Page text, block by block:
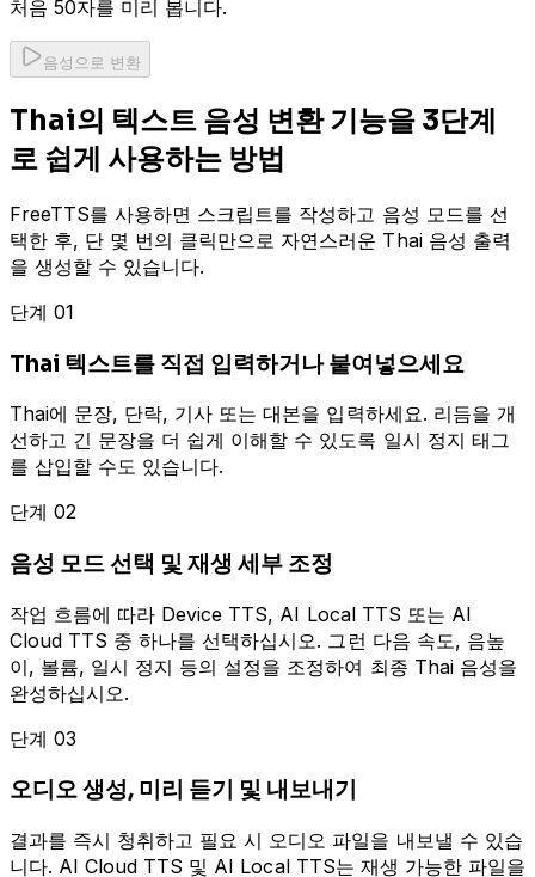
처음 50자를 미리 봅니다.
음성으로 변환
Thai의 텍스트 음성 변환 기능을 3단계
로 쉽게 사용하는 방법
FreeTTS를 사용하면 스크립트를 작성하고 음성 모드를 선
택한 후, 단 몇 번의 클릭만으로 자연스러운 Thai 음성 출력
을 생성할 수 있습니다.
단계 01
Thai 텍스트를 직접 입력하거나 붙여넣으세요
Thai에 문장, 단락, 기사 또는 대본을 입력하세요. 리듬을 개
선하고 긴 문장을 더 쉽게 이해할 수 있도록 일시 정지 태그
를 삽입할 수도 있습니다.
단계 02
음성 모드 선택 및 재생 세부 조정
작업 흐름에 따라 Device TTS, AI Local TTS 또는 AI
Cloud TTS 중 하나를 선택하십시오. 그런 다음 속도, 음높
이, 볼륨, 일시 정지 등의 설정을 조정하여 최종 Thai 음성을
완성하십시오.
단계 03
오디오 생성, 미리 듣기 및 내보내기
결과를 즉시 청취하고 필요 시 오디오 파일을 내보낼 수 있습
니다. AI Cloud TTS 및 AI Local TTS는 재생 가능한 파일을